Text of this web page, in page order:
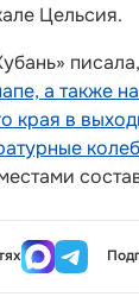
Цельсия.
а также
края в